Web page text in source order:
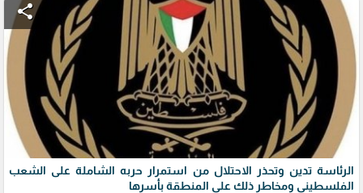
share
الرئاسة تدين وتحذر الاحتلال من استمرار حربه الشاملة على الشعب
الفلسطيني ومخاطر ذلك على المنطقة بأسرها